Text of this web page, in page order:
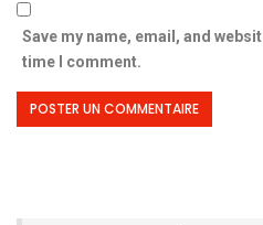
Save my name, email, and
time I comment.